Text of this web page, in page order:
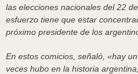
las elecciones nacionales del 22
esfuerzo tiene que estar
próximo presidente de los
En estos comicios, señaló, «hay
veces hubo en la historia